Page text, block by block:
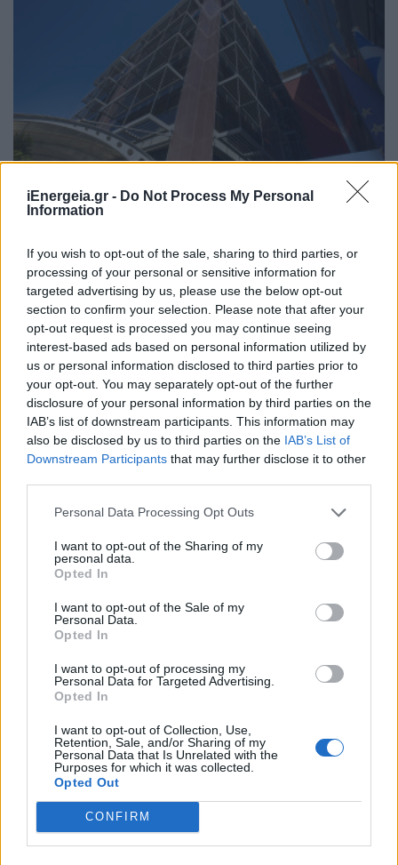
iEnergeia.gr - Do Not Process My Personal
Information
If you wish to opt-out of the sale, sharing to third parties, or
processing of your personal or sensitive information for
targeted advertising by us, please use the below opt-out
section to confirm your selection. Please note that after your
opt-out request is processed you may continue seeing
interest-based ads based on personal information utilized by
us or personal information disclosed to third parties prior to
your opt-out. You may separately opt-out of the further
disclosure of your personal information by third parties on the
IAB’s list of downstream participants. This information may
also be disclosed by us to third parties on the IAB’s List of
Downstream Participants that may further disclose it to other
Personal Data Processing Opt Outs
I want to opt-out of the Sharing of my
personal data.
Opted In
I want to opt-out of the Sale of my
Personal Data.
Opted In
I want to opt-out of processing my
Personal Data for Targeted Advertising.
Opted In
I want to opt-out of Collection, Use,
Retention, Sale, and/or Sharing of my
Personal Data that Is Unrelated with the
Purposes for which it was collected.
Opted Out
CONFIRM
Μηνιαίο απολογιστικό δελτίο Ειδικού
Λογαριασμού ΑΠΕ, ΣΗΘΥΑ & Αποθήκευσης-
Απρίλιος 2026
13/07/2026 - 14:40
ΑΠΟΘΗΚΕΥΣΗ
Αποθήκευση: Έως τις 31 Ιουλίου η προθεσμία
03/07/2026 - 08:08